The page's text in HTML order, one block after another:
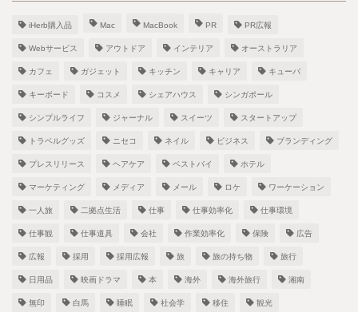
iHerb購入品 Mac MacBook PR PR広報
Webサービス アウトドア インテリア オーストラリア
カフェ ガジェット キッチン キャリア キューバ
キーボード コスメ シェアハウス シンガポール
シンプルライフ ジャーナル スイーツ スタートアップ
トラベルグッズ ニセコ ネイル ビジネス ブランディング
プレスリリース ヘアケア ベストバイ ホテル
マーケティング メディア メール ロケ ワーケーション
一人旅 二拠点生活 仕事 仕事効率化 仕事環境
仕事観 仕事道具 会社 作業効率化 保険 広告
広報 採用 採用広報 旅 旅の持ち物 旅行
日用品 映画ドラマ 本 海外 海外旅行 湘南
無印 白馬 睡眠 社会学 移住 観光